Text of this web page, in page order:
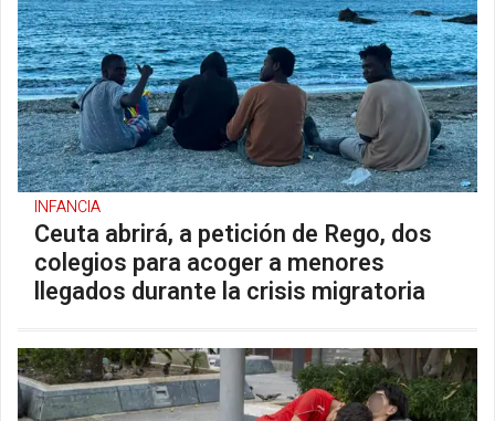
INFANCIA
Ceuta abrirá, a petición de Rego, dos
colegios para acoger a menores
llegados durante la crisis migratoria